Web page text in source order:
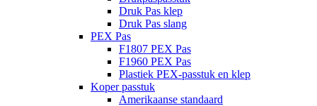
Druk Pas klep
Druk Pas slang
PEX Pas
F1807 PEX Pas
F1960 PEX Pas
Plastiek PEX-passtuk en klep
Koper passtuk
Amerikaanse standaard